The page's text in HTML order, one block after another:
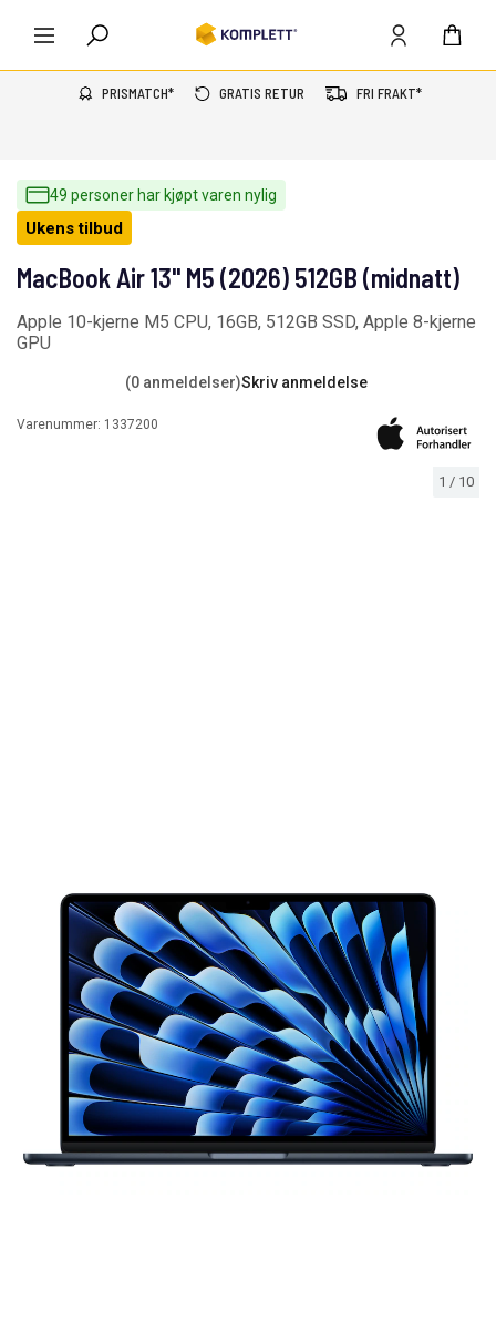
PRISMATCH* GRATIS RETUR FRI FRAKT*
49 personer har kjøpt varen nylig
1 / 10
Ukens tilbud
MacBook Air 13" M5 (2026) 512GB (midnatt)
Apple 10-kjerne M5 CPU, 16GB, 512GB SSD, Apple 8-kjerne
GPU
(0 anmeldelser)Skriv anmeldelse
Varenummer: 1337200